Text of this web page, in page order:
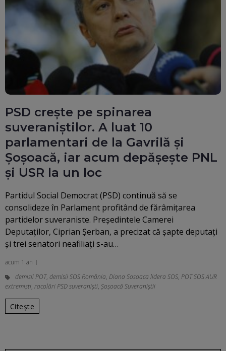
PSD crește pe spinarea
suveraniștilor. A luat 10
parlamentari de la Gavrilă și
Șoșoacă, iar acum depășește PNL
și USR la un loc
Partidul Social Democrat (PSD) continuă să se
consolideze în Parlament profitând de fărâmițarea
partidelor suveraniste. Președintele Camerei
Deputaților, Ciprian Șerban, a precizat că șapte deputați
și trei senatori neafiliați s-au…
acum 1 an
demisii POT, demisii SOS România, Diana Sosoaca lidera SOS, POT SOS AUR
extremişti, racolări PSD suveranişti, Șoșoacă Suveraniștii
Citește